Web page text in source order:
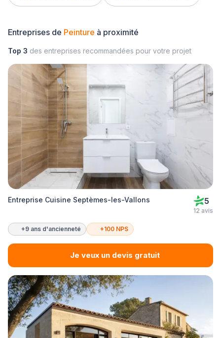
Entreprises de Peinture à proximité
Top 3 des entreprises recommandées pour votre projet
Entreprise Cuisine Septèmes-les-Vallons 5
12 avis
+9 ans d'ancienneté +100 NPS
Je veux un devis gratuit